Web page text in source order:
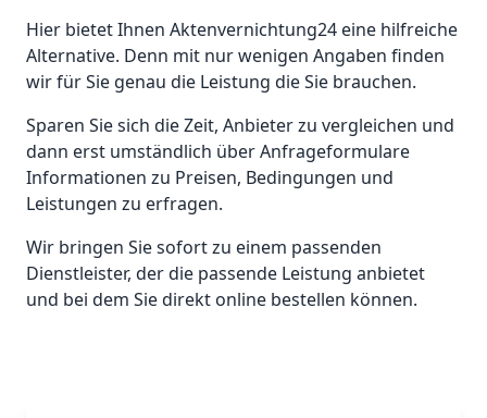
Hier bietet Ihnen Aktenvernichtung24 eine hilfreiche
Alternative. Denn mit nur wenigen Angaben finden
wir für Sie genau die Leistung die Sie brauchen.
Sparen Sie sich die Zeit, Anbieter zu vergleichen und
dann erst umständlich über Anfrageformulare
Informationen zu Preisen, Bedingungen und
Leistungen zu erfragen.
Wir bringen Sie sofort zu einem passenden
Dienstleister, der die passende Leistung anbietet
und bei dem Sie direkt online bestellen können.